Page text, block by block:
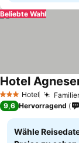
Beliebte Wahl
3 SterneHotel
Hotel
9,6 Hervorragend
Wähle